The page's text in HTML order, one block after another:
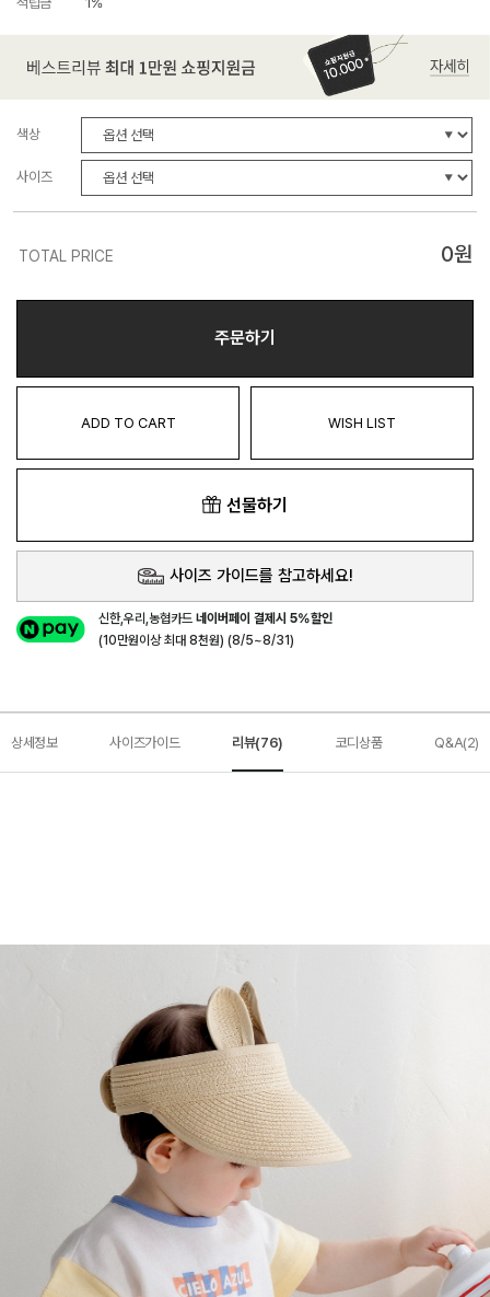
색상
사이즈
TOTAL PRICE 0원
주문하기
ADD TO CART WISH LIST
선물하기
사이즈 가이드를 참고하세요!
신한,우리,농협카드네이버페이 결제시 5%할인
(10만원이상 최대 8천원) (8/5~8/31)
상세정보 사이즈가이드 리뷰(76) 코디상품 Q&A(2)